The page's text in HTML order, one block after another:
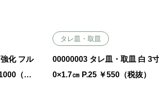
化 フル
（税
タレ皿・取皿
00000003 タレ皿・取皿 白 3
0×1.7㎝ P.25 ￥550（税抜）